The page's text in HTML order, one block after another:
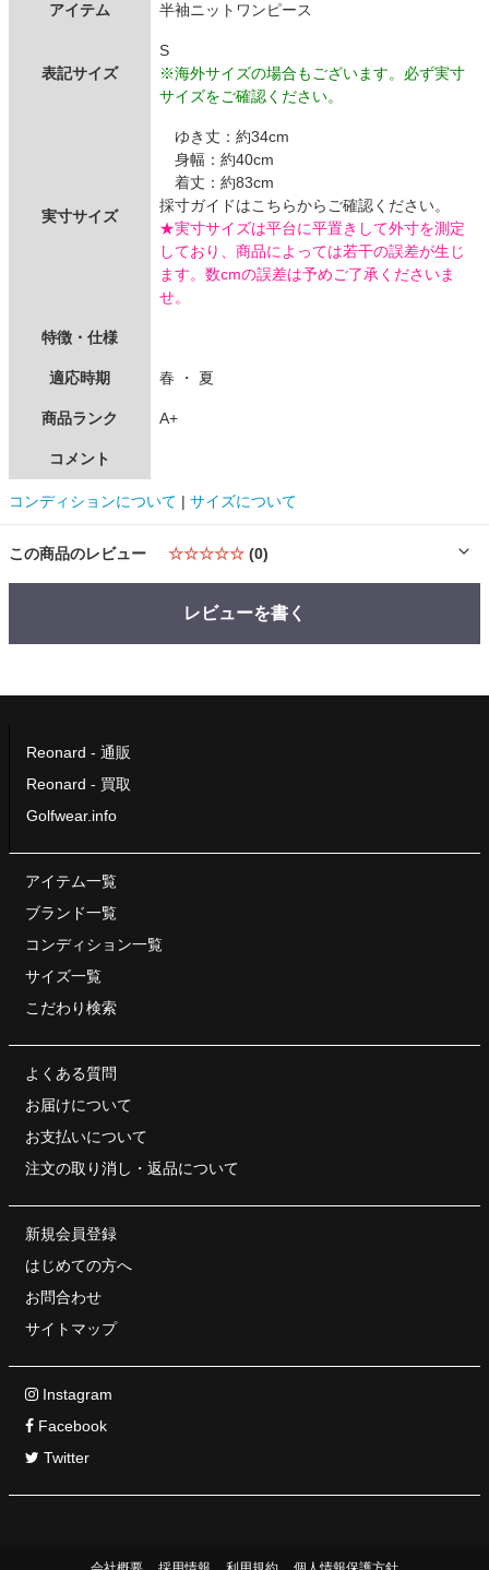
アイテム 半袖ニットワンピース
表記サイズ
S
※海外サイズの場合もございます。必ず実寸
サイズをご確認ください。
実寸サイズ
ゆき丈：約34cm
身幅：約40cm
着丈：約83cm
採寸ガイドはこちらからご確認ください。
★実寸サイズは平台に平置きして外寸を測定
しており、商品によっては若干の誤差が生じ
ます。数cmの誤差は予めご了承くださいま
せ。
特徴・仕様
適応時期 春 ・ 夏
商品ランク A+
コメント
コンディションについて | サイズについて
この商品のレビュー ☆☆☆☆☆ (0)
レビューを書く
Reonard - 通販
Reonard - 買取
Golfwear.info
アイテム一覧
ブランド一覧
コンディション一覧
サイズ一覧
こだわり検索
よくある質問
お届けについて
お支払いについて
注文の取り消し・ 返品について
新規会員登録
はじめての方へ
お問合わせ
サイトマップ
Instagram
Facebook
Twitter